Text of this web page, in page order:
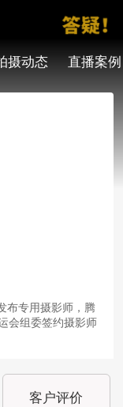
摄动态 直播案例
布专用摄影师，腾
会组委签约摄影师
客户评价